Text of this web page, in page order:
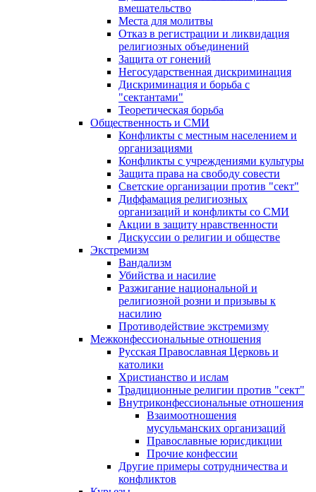
вмешательство
Места для молитвы
Отказ в регистрации и ликвидация
религиозных объединений
Защита от гонений
Негосударственная дискриминация
Дискриминация и борьба с
"сектантами"
Теоретическая борьба
Общественность и СМИ
Конфликты с местным населением и
организациями
Конфликты с учреждениями культуры
Защита права на свободу совести
Светские организации против "сект"
Диффамация религиозных
организаций и конфликты со СМИ
Акции в защиту нравственности
Дискуссии о религии и обществе
Экстремизм
Вандализм
Убийства и насилие
Разжигание национальной и
религиозной розни и призывы к
насилию
Противодействие экстремизму
Межконфессиональные отношения
Русская Православная Церковь и
католики
Христианство и ислам
Традиционные религии против "сект"
Внутриконфессиональные отношения
Взаимоотношения
мусульманских организаций
Православные юрисдикции
Прочие конфессии
Другие примеры сотрудничества и
конфликтов